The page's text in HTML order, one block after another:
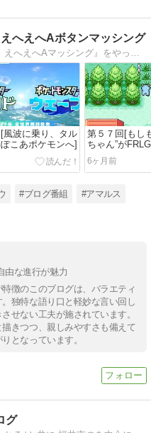
へえへAボタンマッシング
ブログ番組『リフェン＆デブピカ えへえへAマッシング』をやっています。ポケモンや他キャラが織りなす 笑いあり、涙あり、そしてちょっぴりハチャメチャのトーク番組。ぜひお越しください。
風波に乗り、タル
こあポケモンへ]
第５７回[もし
ちゃん”が
ったら？]
6ヶ月前
#ブログ番組 #アマルス
由な進行が魅力
徴のこのブログは、バラエティ
独特な語り口と軽妙な言い回し
せない工夫が施されています。
きつつ、親しみやすさも備えて
となっています。
グ